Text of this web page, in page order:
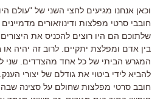
וכאן אנחנו מגיעים לחצי השני של "עולם
חובבי סרטי מפלצות ודינוזאורים
שלתוכם הם היו רוצים להכניס את
בין אדם ומפלצת יתקיים. לרוב זה יהיה או
המגרש הביתי של כל אחד מהצדדים. שני
להביא לידי ביטוי את גודלם של יצורי
חובב סרטי מפלצות שחולם על סצינה שבה